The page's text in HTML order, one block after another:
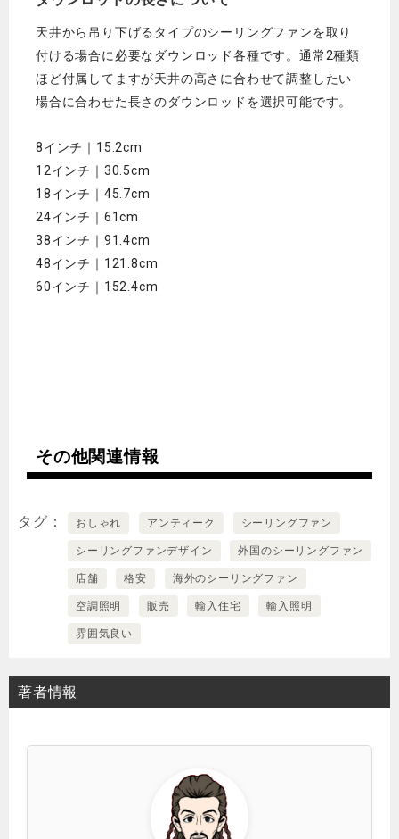
天井から吊り下げるタイプのシーリングファンを取り
付ける場合に必要なダウンロッド各種です。通常2種類
ほど付属してますが天井の高さに合わせて調整したい
場合に合わせた長さのダウンロッドを選択可能です。
8インチ｜15.2cm
12インチ｜30.5cm
18インチ｜45.7cm
24インチ｜61cm
38インチ｜91.4cm
48インチ｜121.8cm
60インチ｜152.4cm
その他関連情報
タグ おしゃれ アンティーク シーリングファン
シーリングファンデザイン 外国のシーリングファン
店舗 格安 海外のシーリングファン
空調照明 販売 輸入住宅 輸入照明
雰囲気良い
著者情報